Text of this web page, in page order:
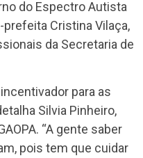
do Espectro Autista
Cristina Vilaça,
da Secretaria de
para as
Silvia Pinheiro,
“A gente saber
pois tem que cuidar